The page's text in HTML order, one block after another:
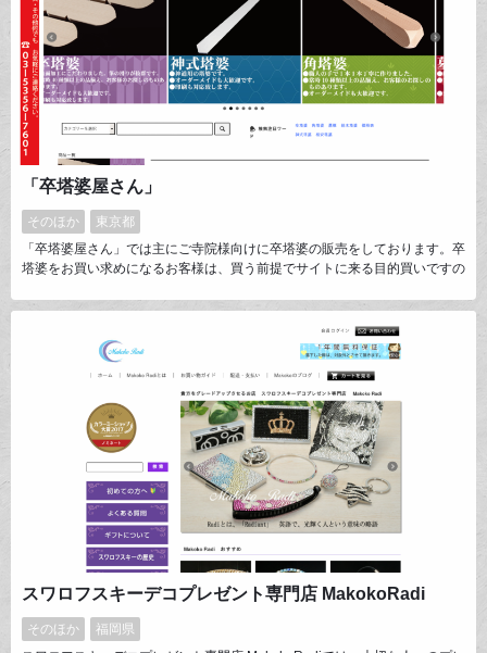
「卒塔婆屋さん」
そのほか
東京都
「卒塔婆屋さん」では主にご寺院様向けに卒塔婆の販売をしております。卒
塔婆をお買い求めになるお客様は、買う前提でサイトに来る目的買いですの
一覧からも注文できるようカスタマイズしました。更に買いやすさと同時
に、商品へのこだわりや卒塔婆の由来など情報面でも充実させ、SEO対策
にも力を入れました。
スワロフスキーデコプレゼント専門店 MakokoRadi
そのほか
福岡県